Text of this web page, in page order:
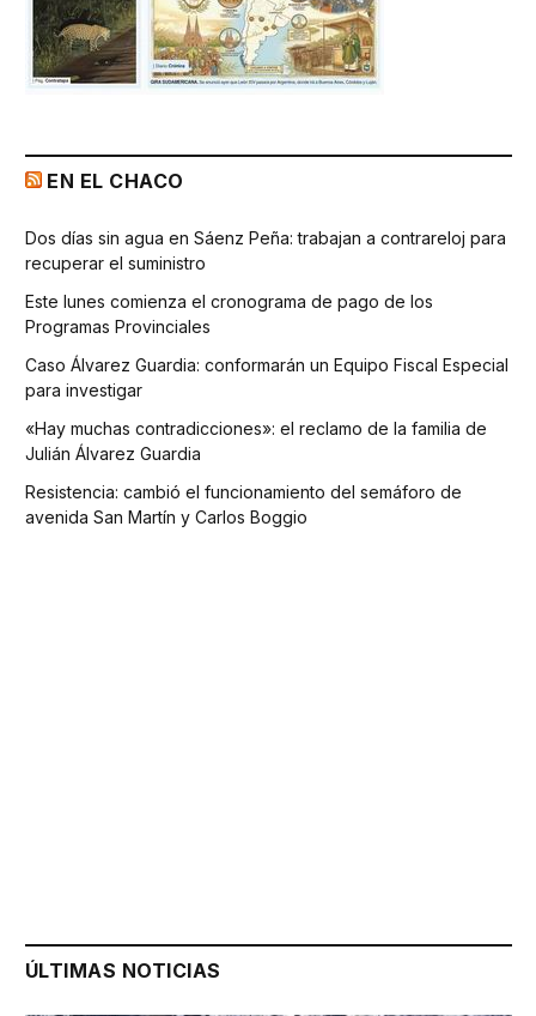
EN EL CHACO
Dos días sin agua en Sáenz Peña: trabajan a contrareloj para
recuperar el suministro
Este lunes comienza el cronograma de pago de los
Programas Provinciales
Caso Álvarez Guardia: conformarán un Equipo Fiscal Especial
para investigar
«Hay muchas contradicciones»: el reclamo de la familia de
Julián Álvarez Guardia
Resistencia: cambió el funcionamiento del semáforo de
avenida San Martín y Carlos Boggio
ÚLTIMAS NOTICIAS